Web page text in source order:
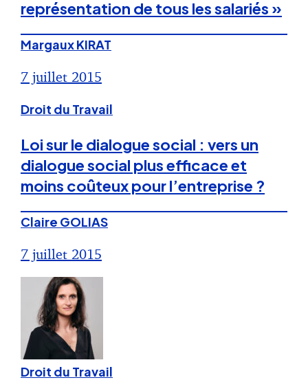
représentation de tous les salariés »
Margaux KIRAT
7 juillet 2015
Droit du Travail
Loi sur le dialogue social : vers un
dialogue social plus efficace et
moins coûteux pour l’entreprise ?
Claire GOLIAS
7 juillet 2015
Droit du Travail